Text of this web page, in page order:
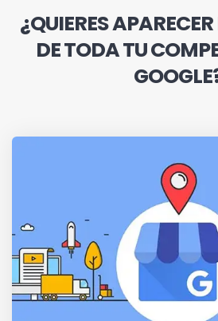
¿QUIERES
DE TODA TU